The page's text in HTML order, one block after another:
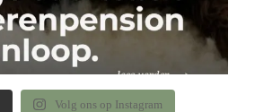
Volg ons op Instagram